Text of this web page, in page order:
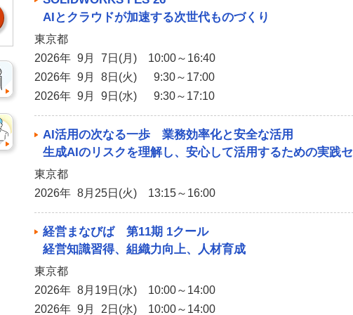
AIとクラウドが加速する次世代ものづくり
東京都
2026年 9月 7日(月) 10:00～16:40
2026年 9月 8日(火) 9:30～17:00
2026年 9月 9日(水) 9:30～17:10
AI活用の次なる一歩 業務効率化と安全な活用
生成AIのリスクを理解し、安心して活用するための実践
東京都
2026年 8月25日(火) 13:15～16:00
経営まなびば 第11期 1クール
経営知識習得、組織力向上、人材育成
東京都
2026年 8月19日(水) 10:00～14:00
2026年 9月 2日(水) 10:00～14:00